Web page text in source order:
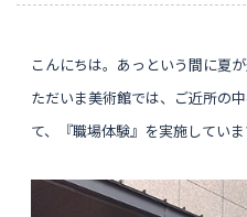
こんにちは。あっという間に夏が
ただいま美術館では、ご近所の
て、『職場体験』を実施していま